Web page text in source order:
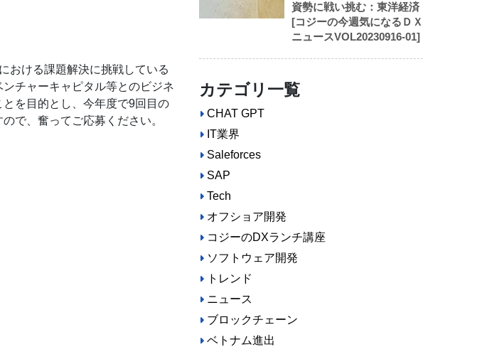
おける課題解決に挑戦している
チャーキャピタル等とのビジネ
を目的とし、今年度で9回目の
で、奮ってご応募ください。
資勢に戦い挑む：東洋経済
[コジーの今週気になるＤＸ
ニュースVOL20230916-01]
カテゴリ一覧
CHAT GPT
IT業界
Saleforces
SAP
Tech
オフショア開発
コジーのDXランチ講座
ソフトウェア開発
トレンド
ニュース
ブロックチェーン
ベトナム進出